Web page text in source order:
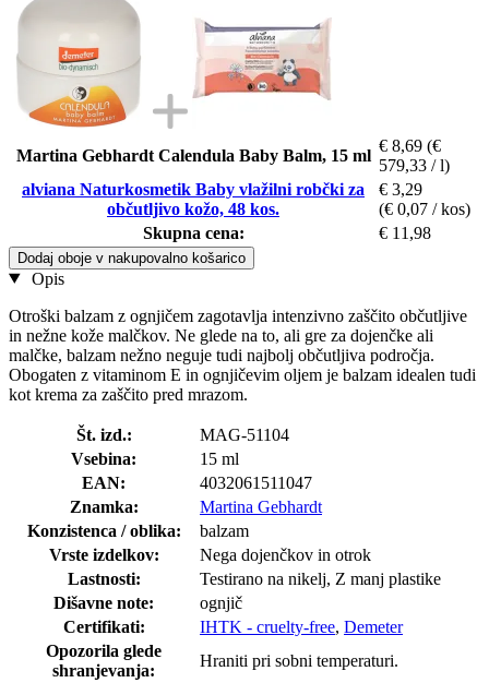
Martina Gebhardt Calendula Baby Balm, 15 ml
€ 8,69 (€
579,33 / l)
alviana Naturkosmetik Baby vlažilni robčki za
občutljivo kožo, 48 kos.
€ 3,29
(€ 0,07 / kos)
Skupna cena:
€ 11,98
Dodaj oboje v nakupovalno košarico
Opis
Otroški balzam z ognjičem zagotavlja intenzivno zaščito občutljive
in nežne kože malčkov. Ne glede na to, ali gre za dojenčke ali
malčke, balzam nežno neguje tudi najbolj občutljiva področja.
Obogaten z vitaminom E in ognjičevim oljem je balzam idealen tudi
kot krema za zaščito pred mrazom.
Št. izd.:
MAG-51104
Vsebina:
15 ml
EAN:
4032061511047
Znamka:
Martina Gebhardt
Konzistenca / oblika:
balzam
Vrste izdelkov:
Nega dojenčkov in otrok
Lastnosti:
Testirano na nikelj, Z manj plastike
Dišavne note:
ognjič
Certifikati:
IHTK - cruelty-free, Demeter
Opozorila glede
shranjevanja:
Hraniti pri sobni temperaturi.